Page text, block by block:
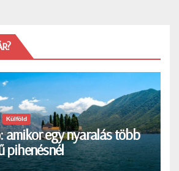
Külföld
amikor egy nyaralás több
pihenésnél